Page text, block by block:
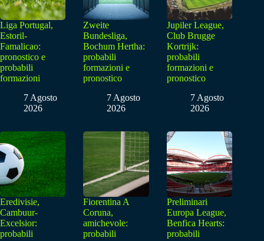
Liga Portugal,
Estoril-
Famalicao:
pronostico e
probabili
formazioni
7 Agosto
2026
Zweite
Bundesliga,
Bochum Hertha:
probabili
formazioni e
pronostico
7 Agosto
2026
Jupiler League,
Club Brugge
Kortrijk:
probabili
formazioni e
pronostico
7 Agosto
2026
Eredivisie,
Cambuur-
Excelsior:
probabili
Fiorentina A
Coruna,
amichevole:
probabili
Preliminari
Europa League,
Benfica Hearts:
probabili